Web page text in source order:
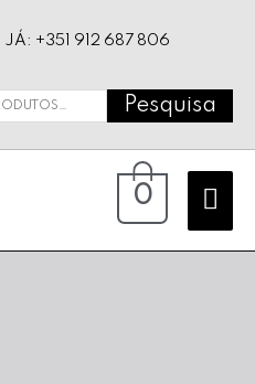
JÁ: +351 912 687 806
Pesquisa
0